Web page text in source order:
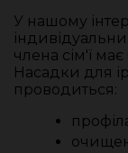
У нашому
члена сім'ї
Насадки для
проводиться: